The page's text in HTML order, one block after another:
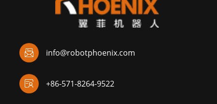
info@robotphoenix.com

+86-571-8264-9522
